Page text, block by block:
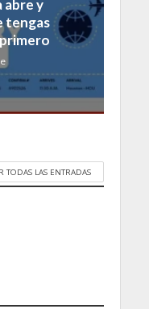
abre y
tengas
TODAS LAS ENTRADAS